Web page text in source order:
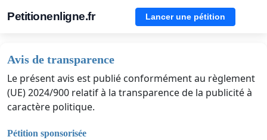
Petitionenligne.fr Lancer une pétition
Avis de transparence
Le présent avis est publié conformément au règlement
(UE) 2024/900 relatif à la transparence de la publicité à
caractère politique.
Pétition sponsorisée